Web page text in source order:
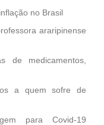
no Brasil
araripinense
de medicamentos,
a quem sofre de
para Covid-19